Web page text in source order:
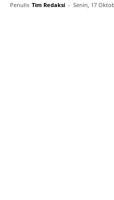
Penulis Tim Redaksi - Senin, 17